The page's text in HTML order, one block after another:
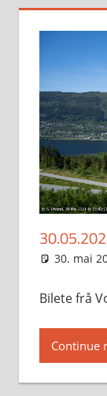
30. mai
Bilete frå
Continue